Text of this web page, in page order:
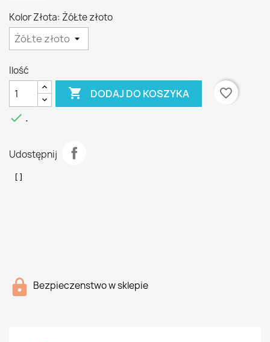
Kolor Złota: ŻóŁte złoto
Ilość
 DODAJ DO KOSZYKA
favorite_border
 .
Udostępnij
Bezpieczenstwo w sklepie